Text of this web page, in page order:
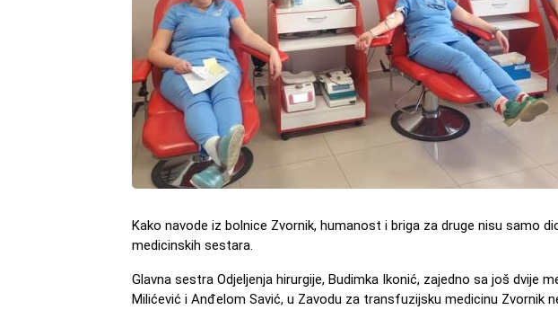
Kako navode iz bolnice Zvornik, humanost i briga za druge nisu samo
medicinskih sestara.
Glavna sestra Odjeljenja hirurgije, Budimka Ikonić, zajedno sa još dvije
Milićević i Anđelom Savić, u Zavodu za transfuzijsku medicinu Zvornik